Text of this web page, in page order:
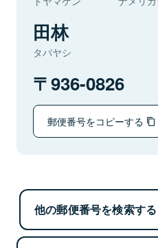
田林
タバヤシ
936-0826
郵便番号をコピーする
他の郵便番号を検索する